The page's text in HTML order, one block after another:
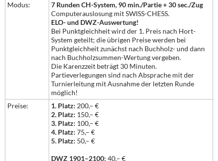
Modus:
7 Runden CH-System, 90 min./Partie + 30 sec./Zug
Computerauslosung mit SWISS-CHESS.
ELO- und DWZ-Auswertung!
Bei Punktgleichheit wird der 1. Preis nach Hort-
System geteilt; die übrigen Preise werden bei
Punktgleichheit zunächst nach Buchholz- und dann
nach Buchholzsummen-Wertung vergeben.
Die Karenzzeit beträgt 30 Minuten.
Partieverlegungen sind nach Absprache mit der
Turnierleitung mit Ausnahme der letzten Runde
möglich!
Preise:
1. Platz: 200,– €
2. Platz: 150,– €
3. Platz: 100,– €
4. Platz: 75,– €
5. Platz: 50,– €
DWZ 1901–2100: 40,– €